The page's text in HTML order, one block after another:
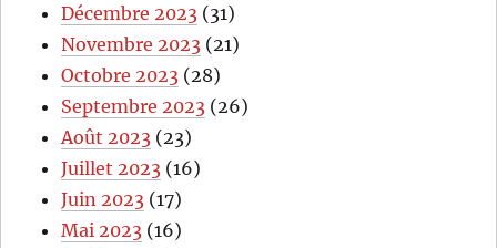
Décembre 2023 (31)
Novembre 2023 (21)
Octobre 2023 (28)
Septembre 2023 (26)
Août 2023 (23)
Juillet 2023 (16)
Juin 2023 (17)
Mai 2023 (16)